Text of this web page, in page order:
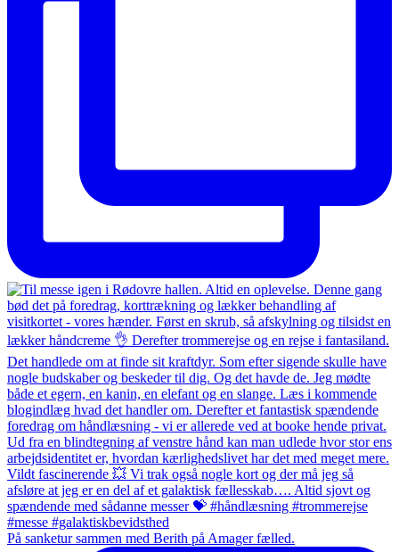
På sanketur sammen med Berith på Amager fælled.